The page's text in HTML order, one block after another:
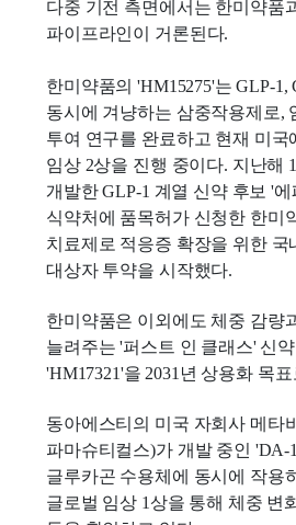
다중 기전 측면에서는 한미약품
파이프라인이 거론된다.
한미약품의 'HM15275'는 GLP-1,
동시에 겨냥하는 삼중작용제로,
투여 연구를 완료하고 현재 미국
임상 2상을 진행 중이다. 지난해
개발한 GLP-1 계열 신약 후보 '
식약처에 품목허가 신청한 한미
치료제로 적응증 확장을 위한 국
대상자 투약을 시작했다.
한미약품은 이외에도 체중 감량
늘려주는 '퍼스트 인 클래스' 신
'HM17321'을 2031년 상용화 목
동아에스티의 미국 자회사 메타
파마슈티컬스)가 개발 중인 'DA-
글루카곤 수용체에 동시에 작용
글로벌 임상 1상을 통해 체중 변